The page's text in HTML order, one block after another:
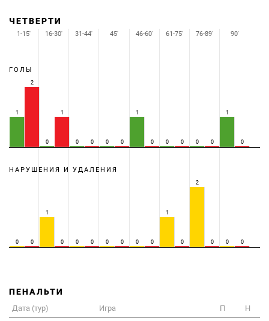
ЧЕТВЕРТИ
ГОЛЫ
1
2
0
1
0 0 0 0
1
0 0 0 0 0
1
0
НАРУШЕНИЯ И УДАЛЕНИЯ
0 0
1
0 0 0 0 0 0 0
1
0
2
0 0 0
1-15' 16-30' 31-44' 45' 46-60' 61-75' 76-89' 90'
ПЕНАЛЬТИ
Дата (тур) Игра П
Н